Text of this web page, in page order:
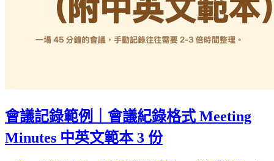
會議記錄範例｜會議紀錄格式 Meeting
Minutes 中英文範本 3 份